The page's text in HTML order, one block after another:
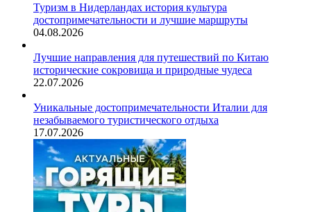
Туризм в Нидерландах история культура
достопримечательности и лучшие маршруты
04.08.2026
Лучшие направления для путешествий по Китаю
исторические сокровища и природные чудеса
22.07.2026
Уникальные достопримечательности Италии для
незабываемого туристического отдыха
17.07.2026